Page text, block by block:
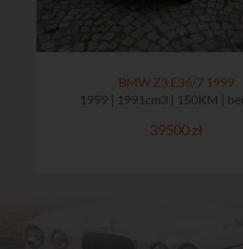
BMW Z3 E36/7 1999
1999 | 1991cm3 | 150KM |
39500 zł